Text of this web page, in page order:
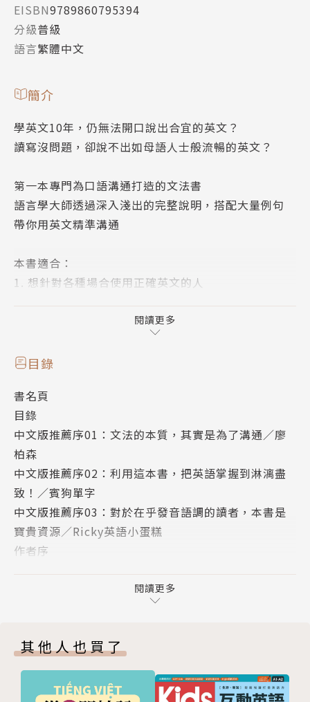
EISBN9789860795394
分級普級
語言繁體中文
簡介
學英文10年，仍無法開口說出合宜的英文？
讀寫沒問題，卻說不出如母語人士般流暢的英文？
第一本專門為口語溝通打造的文法書
語言學大師透過深入淺出的完整說明，搭配大量例句
帶你用英文精準溝通
本書適合：
1. 想針對各種場合使用正確英文的人
3. 想說出母語人士般精準流暢英文的人
特色1：實用語法建議搭配真實例句，大師級作者教你
精準溝通
語言學家Geoffrey Leech鑽研英語文法逾40年，本書
歷經三次修訂，內容與時俱進，即使放在今日依然實
用。書中說明英語語法的細微差別如何影響溝通，並搭
配選自朗文語料庫 (Longman corpus) 的真實情境例
句，幫你精準使用英文。It’s quite warm. 和 It’s
rather warm. 兩句意思相同，但所使用的副詞不同，
市面上文法書大多針對考試條列規則，例句多半無法運
用在生活中，與實際溝通遙不可及。但文法的本質從發
音、用字、句子到語調層面，皆與傳遞訊息與情感的實
閱讀更多
目錄
書名頁
目錄
中文版推薦序01：文法的本質，其實是為了溝通／廖
柏森
中文版推薦序02：利用這本書，把英語掌握到淋漓盡
致！／賓狗單字
中文版推薦序03：對於在乎發音語調的讀者，本書是
寶貴資源／Ricky英語小蛋糕
作者序
03 英語的各種變體
04 口頭與書面英語的比較
05 語調
閱讀更多
其他人也買了